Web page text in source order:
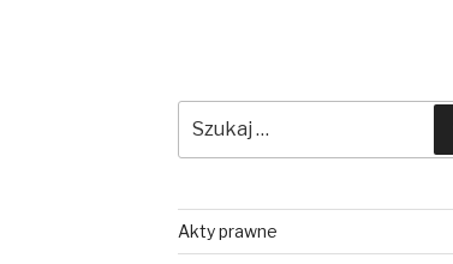
Akty prawne